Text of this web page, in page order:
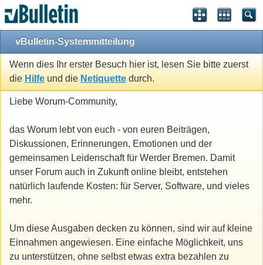
vBulletin-Systemmitteilung
Wenn dies Ihr erster Besuch hier ist, lesen Sie bitte zuerst
die Hilfe und die Netiquette durch.
Liebe Worum-Community,
das Worum lebt von euch - von euren Beiträgen,
Diskussionen, Erinnerungen, Emotionen und der
gemeinsamen Leidenschaft für Werder Bremen. Damit
unser Forum auch in Zukunft online bleibt, entstehen
natürlich laufende Kosten: für Server, Software, und vieles
mehr.
Um diese Ausgaben decken zu können, sind wir auf kleine
Einnahmen angewiesen. Eine einfache Möglichkeit, uns
zu unterstützen, ohne selbst etwas extra bezahlen zu